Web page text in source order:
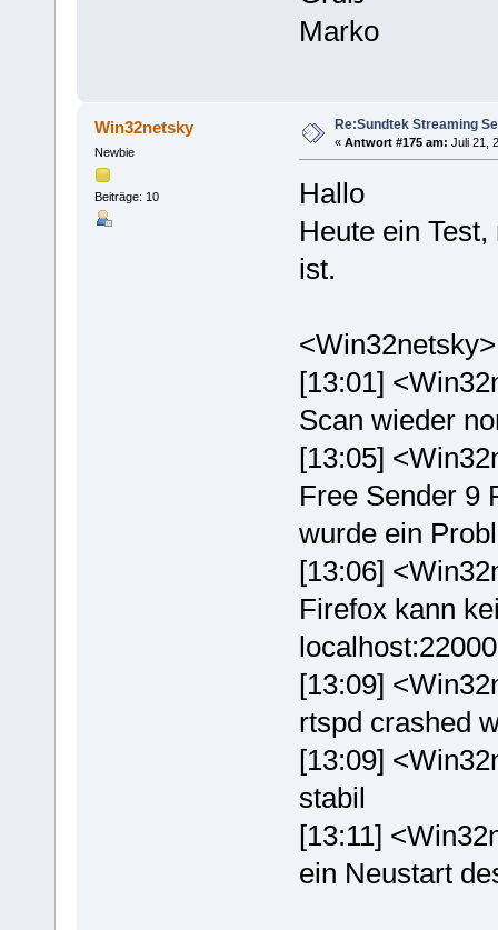
Marko
Win32netsky
Newbie
Beiträge: 10
Re:Sundtek Streaming
« Antwort #175 am: Juli 21,
Hallo
Heute ein
ist.
[13:01]
Scan wieder
[13:05]
Free Sender 9
wurde ein
[13:06]
Firefox kann
[13:09]
rtspd crashed
[13:09]
stabil
[13:11]
ein Neustart